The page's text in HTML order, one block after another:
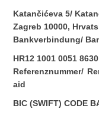
Katančićeva 5/
Zagreb 10000,
Bankverbindung/
HR12 1001 0051
Referenznummer/
aid
BIC (SWIFT) CODE